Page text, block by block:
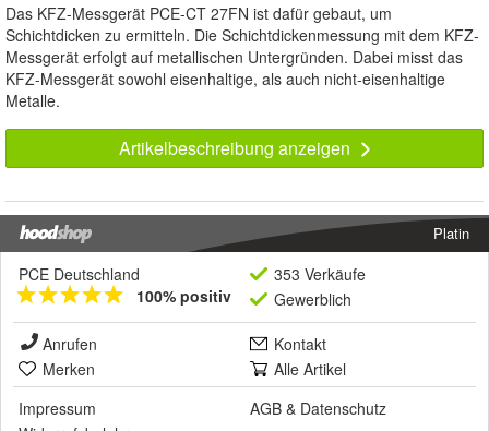
Das KFZ-Messgerät PCE-CT 27FN ist dafür gebaut, um
Schichtdicken zu ermitteln. Die Schichtdickenmessung mit dem KFZ-
Messgerät erfolgt auf metallischen Untergründen. Dabei misst das
KFZ-Messgerät sowohl eisenhaltige, als auch nicht-eisenhaltige
Metalle.
Artikelbeschreibung anzeigen
Platin
PCE Deutschland
100% positiv
353 Verkäufe
Gewerblich
Anrufen
Kontakt
Merken
Alle Artikel
Impressum
AGB & Datenschutz